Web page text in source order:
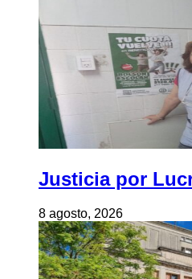
Justicia por
8 agosto, 2026